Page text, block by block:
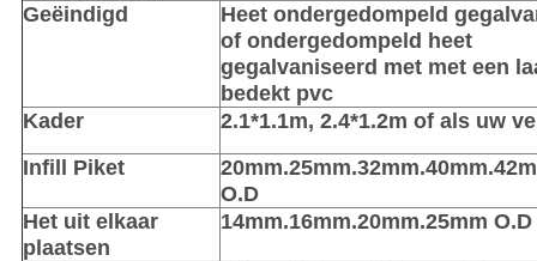
Geëindigd
Heet ondergedompeld
of ondergedompeld heet
gegalvaniseerd met met een
bedekt pvc
Kader
2.1*1.1m, 2.4*1.2m of als uw
Infill Piket
O.D
Het uit elkaar
plaatsen
14mm.16mm.20mm.25mm O.D